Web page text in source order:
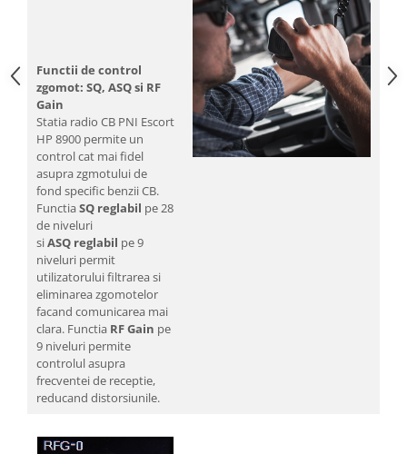
Functii de control
zgomot: SQ, ASQ si RF
Gain
Statia radio CB PNI Escort
HP 8900 permite un
control cat mai fidel
asupra zgmotului de
fond specific benzii CB.
FunctiaSQ reglabil pe 28
de niveluri
siASQ reglabil pe 9
niveluri permit
utilizatorului filtrarea si
eliminarea zgomotelor
facand comunicarea mai
clara. Functia RF Gain pe
9 niveluri permite
controlul asupra
frecventei de receptie,
reducand distorsiunile.